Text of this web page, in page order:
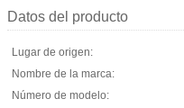
Datos del producto
Lugar de origen:
Nombre de la marca:
Número de modelo: